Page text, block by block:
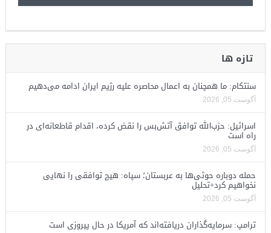
تازه ها
سنتکام: ما همچنان به اعمال محاصره علیه رژیم ایران ادامه می‌دهیم
آگوست 05, 2026
اسرائیل: حزب‌الله توافق آتش‌بس را نقض کرده، اقدام قاطعانه‌ای در
راه است
آگوست 05, 2026
حمله دوباره حوثی‌ها به عربستان؛ سپاه: هیچ توافقی را نهایی
نخواهیم کرد+تحلیل
آگوست 05, 2026
ترامپ: سرمایه‌گذاران دریافته‌اند که آمریکا در حال پیروزی است